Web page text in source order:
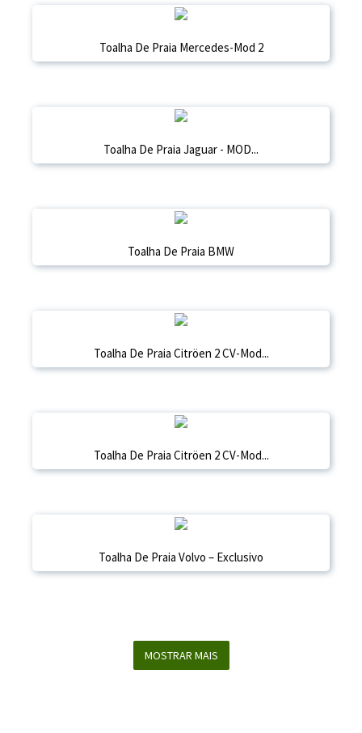
Toalha De Praia Mercedes-Mod 2
Toalha De Praia Jaguar - MOD...
Toalha De Praia BMW
Toalha De Praia Citröen 2 CV-Mod...
Toalha De Praia Citröen 2 CV-Mod...
Toalha De Praia Volvo – Exclusivo
MOSTRAR MAIS